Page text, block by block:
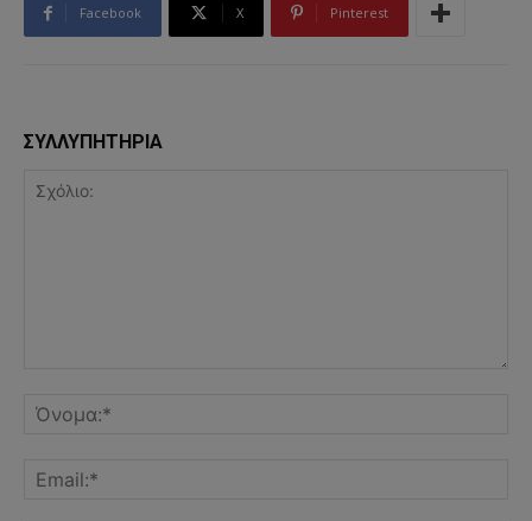
Facebook X Pinterest
ΣΥΛΛΥΠΗΤΗΡΙΑ